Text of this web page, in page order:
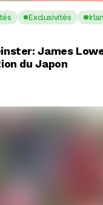
Exclusivités
James
du Japon